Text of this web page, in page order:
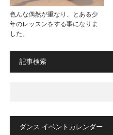
色んな偶然が重なり、とある少
年のレッスンをする事になりま
した。
記事検索
ダンス イベントカレンダー